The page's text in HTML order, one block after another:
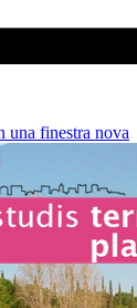
una finestra nova